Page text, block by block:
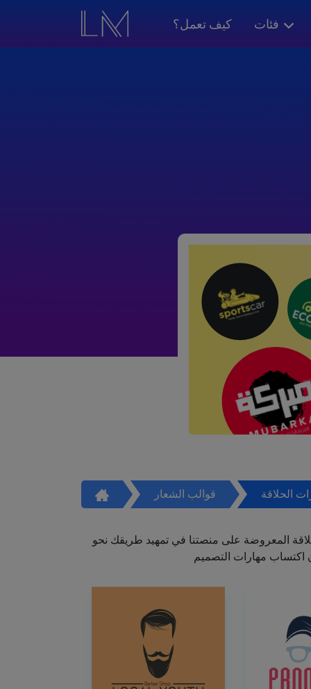
كيف تعمل؟ فئات
قوالب الشعار الحلاقة
المعروضة على منصتنا في تمهيد طريقك نحو